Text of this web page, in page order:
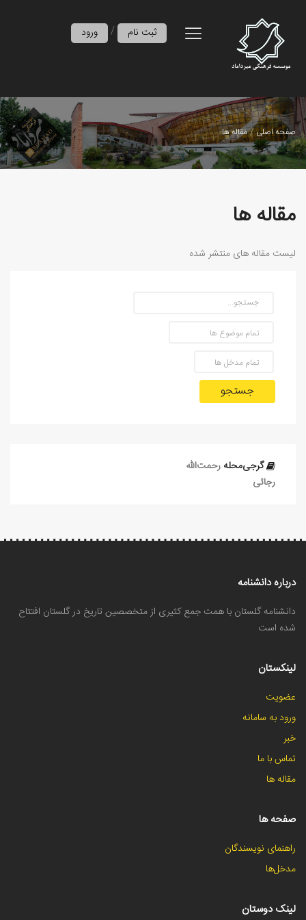
ورود / ثبت نام
صفحه اصلی مقاله ها
مقاله ها
لیست مقاله های منتشر شده
جستجو
گرجی‌محله رحمت‌الله
رجائی
درباره دانشنامه
دانشنامه گلستان با همت جمع کثیری از متخصصین تاریخ در گلستان افتتاح
شده است
لینکستان
عضویت
ورود به سامانه
خبر
تماس با ما
مقاله ها
صفحه ها
راهنمای نویسندگان
مدخل‌ها
لینک دوستان